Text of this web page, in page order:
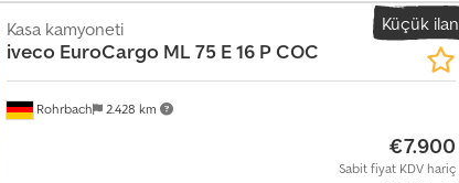
- Vehicle fleets Wide selection of Iveco Daily, Volkswagen
Other services: - Various loading options - Registration service
fee Inspections are possible without prior appointment: Mon. – Fri.:
76865 Rohrbach (Pfalz) Phone: Dcedpfx Agjzqvy Ejdsk Email:
/ Russian / Italian / French / Spanish More Information Sales
large-scale commercial operations) or for export. Subject to
Küçük ilan
Rohrbach 2.428 km
Kasa kamyoneti
iveco EuroCargo ML 75 E 16 P COC
€7.900
Sabit fiyat KDV hariç